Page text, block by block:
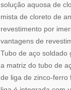
solução aquosa de
mista de cloreto de
revestimento por
vantagens de
Tubo de aço soldado
a matriz do tubo de
de liga de zinco-ferro